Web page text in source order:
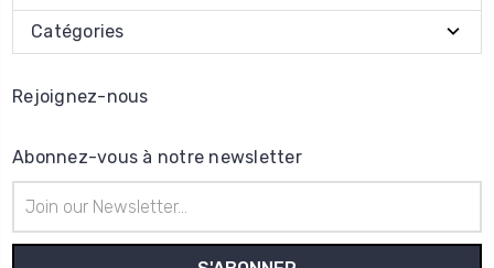
Catégories
Rejoignez-nous
Abonnez-vous à notre newsletter
e-
mail